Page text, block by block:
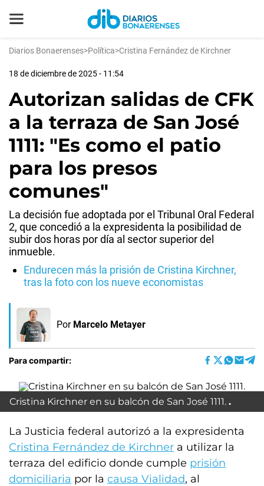
Diarios Bonaerenses>Política>Cristina Fernández de Kirchner
18 de diciembre de 2025 - 11:54
Autorizan salidas de CFK
a la terraza de San José
1111: "Es como el patio
para los presos
comunes"
La decisión fue adoptada por el Tribunal Oral Federal
2, que concedió a la expresidenta la posibilidad de
subir dos horas por día al sector superior del
inmueble.
Endurecen más la prisión de Cristina Kirchner,
tras la foto con los nueve economistas
Por Marcelo Metayer
Para compartir:
Cristina Kirchner en su balcón de San José 1111.
La Justicia federal autorizó a la expresidenta
Cristina Fernández de Kirchner a utilizar la
terraza del edificio donde cumple prisión
domiciliaria por la causa Vialidad, al